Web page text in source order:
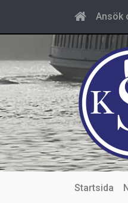
Ansök
Startsida